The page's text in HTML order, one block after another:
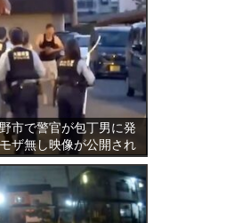
市で警官が包丁男に発
ザ無し映像が公開され